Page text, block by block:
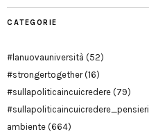
CATEGORIE
#lanuovauniversità (52)
#strongertogether(16)
#sullapoliticaincuicredere (79)
#sullapoliticaincuicredere_pensieri
ambiente (664)